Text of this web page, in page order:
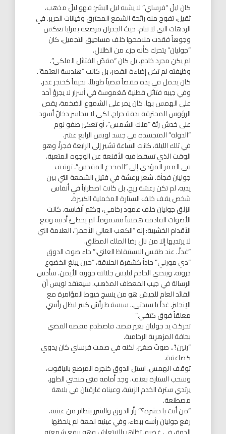
كان ليلُ “فرساي” لا يشبه ليل البشر؛ فهو ليلٌ مذهب،
ثقيل، تفوح منه رائحة الشمع المحترق وخيانات الحرير. في
الردهات التي لا تنام، حيث الجدران مرصعة بمرايا تعكس
وجوهاً فقدت ملامحها خلف مساحيق التجميل، كان
“جوليان” يتحرك كأنه جزء من الظلال.
لم يكن مجرد خادم، بل كان “مقصّ الفتائل الملكي”.
وظيفته لم تكن إضاءة القصر، بل كانت “هندسة العتمة”.
كان يحمل في يده مقصاً فضياً طويلاً، نحيفاً كخنجر غدر،
وفي جيبه فتائل قطنية مُغموسة في أسرار لا يجرؤ أحد
على الهمس بها. كان يمر على الشموع الضخمة، يقص
الرؤوس المحترقة بدقة جراح، لكي لا يتجاسر دخانٌ أسود
على خدش رئة “ملك الشمس”، أو تعكير صفو نوم
“الدولة” المتجسدة في جسد لويس الرابع عشر.
في تلك الليلة، كانت الساعة تشير إلى الرابعة فجراً، وهو
الوقت الذي تسقط فيه الأقنعة عن الوجوه المتعبة.
في الممر المؤدي إلى “المخدع المقدس”، توقف
جوليان فجأة. شعر برعشة في فتيل الشمعة التي بين
يديه، لم تكن رعشة ريح، بل كانت اضطراباً في أنفاس
شخص يقف خلف الستارة المخملية الكبيرة.
انزلق جوليان خلف عمود رخامي، وكتم أنفاسه. كانت
الأصوات القادمة همساً مسموماً. لم يخطئ أذنيه وقع
الأقدام الخشبية: إنه “الكعب العالي الأحمر”، العلامة التي
لا يرتديها إلا من نال رضا الملك المطلق.
“غداً.. عند طقس الاستيقاظ العلني،” جاء صوت الدوق
“دي مورني” حاداً كشفرة الحلاقة، “حين يبلغ الخضوع
ذروته، وينحني الخادم ليلبس جلالته جوربه الأيمن، سأدس
الرسالة في جيب المعطف المذهب. سيعتقد لويس أن
القائد العام للجيش هو من ينسج خيوط المؤامرة مع
الإنجليز. غداً يا سيدتي.. سيسقط رأسٌ كبير ليظل رأسي
معلقاً فوق كتفي.”
تحركت يد جوليان بغير قصد، فاصطدم مقصه الفضي
بحافة المزهرية الرخامية.
“رنين!”.. صوتٌ صغير، لكنه في صمت فرساي كان يدوي
كصاعقة.
توقف الهمس. استل الدوق خنجره المرصع بالياقوت،
وسحب الستارة بعنف. وجد أمامه فتىً منحني الظهر،
يرتدي سترة الخدم الزيتية، وعيناه غارقتان في بلاهة
مصطنعة.
“من أنت يا حشرة؟” زأر الدوق والشرر يتطاير من عينيه.
رفع جوليان رأسه ببطء، وفي عينيه لمعة لم يلحظها